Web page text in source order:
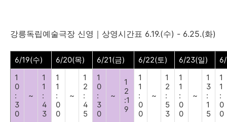
강릉독립예술극장 신영 ｜ 상영시간표 6.19.(수) - 6.25.(화)
6/19(수) 6/20(목) 6/21(금) 6/22(토) 6/23(일)
1
0
:
3
0
~
1
1
:
4
3
1
1
:
0
0
~
1
2
:
4
5
1
0
:
3
0
~
1
2
:1
9
1
1
:
0
0
~
1
2
:
5
3
1
1
:
0
0
~
1
3
:
1
5
1
1
:
0
0